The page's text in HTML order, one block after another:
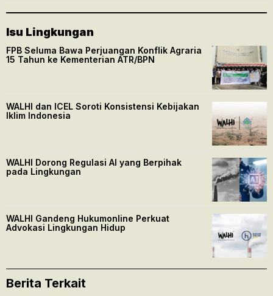
Isu Lingkungan
FPB Seluma Bawa Perjuangan Konflik Agraria
15 Tahun ke Kementerian ATR/BPN
WALHI dan ICEL Soroti Konsistensi Kebijakan
Iklim Indonesia
WALHI Dorong Regulasi AI yang Berpihak
pada Lingkungan
WALHI Gandeng Hukumonline Perkuat
Advokasi Lingkungan Hidup
Berita Terkait